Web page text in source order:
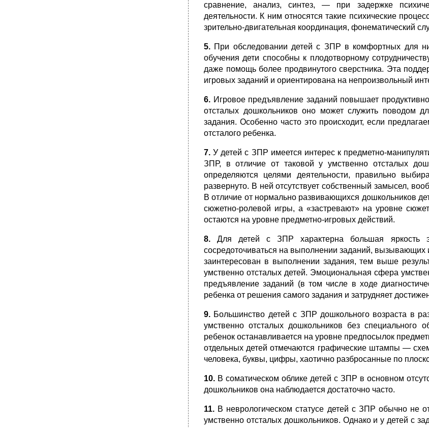
сравнение, анализ, синтез, — при задержке
деятельности. К ним относятся такие психические
зрительно-двигательная координация, фонематический
5. При обследовании детей с ЗПР в комфортных для
обучения дети способны к плодотворному
даже помощь более про­двинутого сверстника. Эта
игровых заданий и ориентирована на непроизвольный
6. Игровое предъявление заданий повышает
отсталых дошкольников оно может служить поводом
задания. Особенно часто это происходит, если
отсталого ребенка.
7. У детей с ЗПР имеется интерес к предметно-
ЗПР, в отличие от таковой у умственно отсталых
определяются целями деятельности, правильно
развернуто. В ней отсутствует собственный замысел,
В отличие от нормально развивающихся дошкольников
сюжетно-ролевой игры, а «застревают» на уровне
остаются на уровне предметно-игровых действий.
8. Для детей с ЗПР характерна большая яркость
сосредоточиваться на выполнении заданий,
заинтересован в выполнении задания, тем выше
умственно отсталых детей. Эмоциональная сфера
предъявление заданий (в том числе в ходе
ребенка от решения самого задания и затрудняет
9. Большинство детей с ЗПР дошкольного возраста в
умственно отсталых дошкольников без специального
ребенок останавливается на уровне предпосылок
отдельных детей отмечаются графические штампы —
человека, буквы, цифры, хаотично разбросанные по
10. В соматическом облике детей с ЗПР в основном
дошкольников она наблюдается достаточно часто.
11. В неврологическом статусе детей с ЗПР обычно не
умственно отсталых дошкольников. Однако и у детей с